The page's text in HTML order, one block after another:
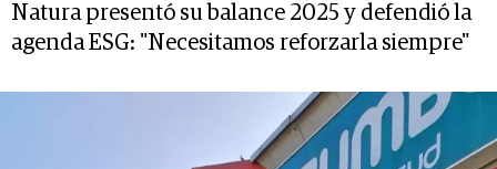
Natura presentó su balance 2025 y defendió la
agenda ESG: "Necesitamos reforzarla siempre"